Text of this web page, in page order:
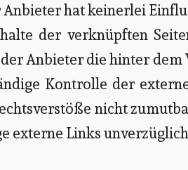
hat keinerlei
der verknüpften
Anbieter die hinter
Kontrolle der
nicht
externe Links